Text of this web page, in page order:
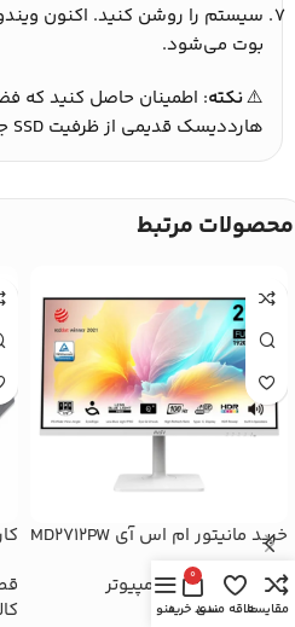
بوت می‌شود.
⚠️نکته: اطمینان حاصل کنید که
هارددیسک قدیمی از ظرفیت SSD جدید بیشتر نباشد.
محصولات مرتبط
خرید مانیتور ام اس آی MD2712PW
27 اینچ | IPS 100Hz
مانیتور,قطعات کامپیوتر
موجود نیست
مقایسهعلاقه مندی
0
سبد خریدمنو